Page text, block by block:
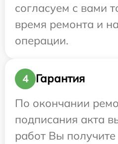
согласуем с вами
время ремонта и
операции.
4
Гарантия
По окончании
подписания акта
работ Вы